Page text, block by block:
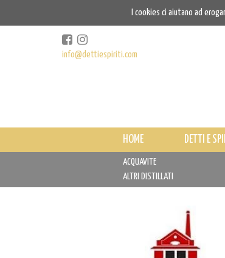
info@dettiespiriti.com
HOME DETTI E
ACQUAVITE
ALTRI DISTILLATI
I cookies ci aiutano ad